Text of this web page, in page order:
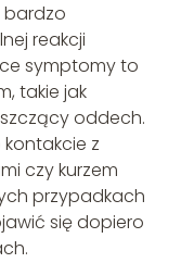
bardzo
reakcji
symptomy to
takie jak
oddech.
z
czy kurzem
przypadkach
się dopiero